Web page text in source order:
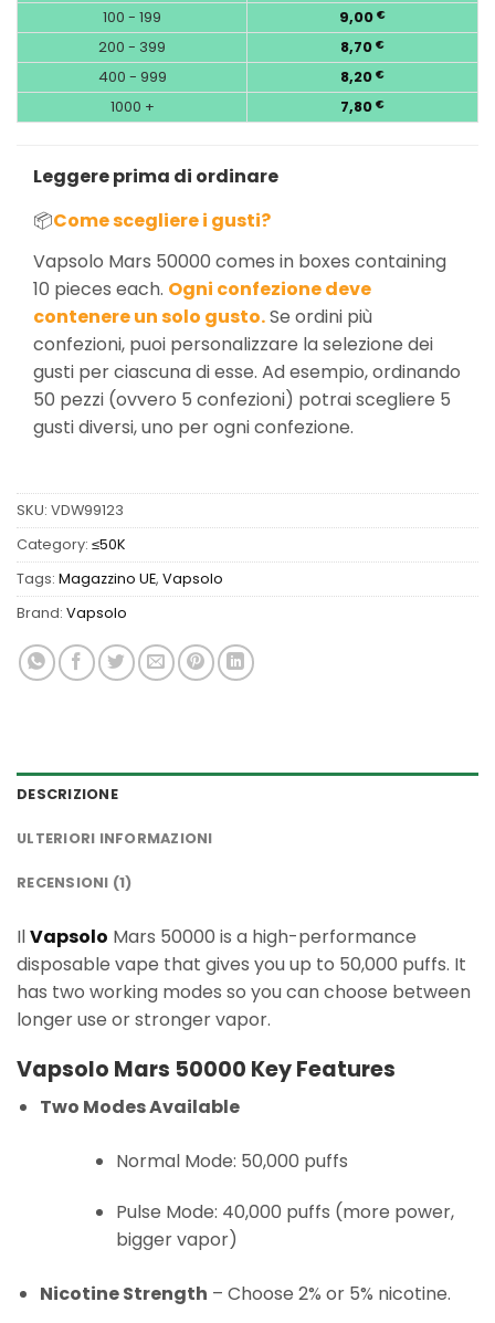
100 - 199 9,00 €
200 - 399 8,70 €
400 - 999 8,20 €
1000 + 7,80 €
Leggere prima di ordinare
📦Come scegliere i gusti?
Vapsolo Mars 50000 comes in boxes containing
10 pieces each. Ogni confezione deve
contenere un solo gusto.Se ordini più
confezioni, puoi personalizzare la selezione dei
gusti per ciascuna di esse. Ad esempio, ordinando
50 pezzi (ovvero 5 confezioni) potrai scegliere 5
gusti diversi, uno per ogni confezione.
SKU: VDW99123
Category: ≤50K
Tags: Magazzino UE, Vapsolo
Brand: Vapsolo
DESCRIZIONE
ULTERIORI INFORMAZIONI
RECENSIONI (1)
IlVapsolo Mars 50000 is a high-performance
disposable vape that gives you up to 50,000 puffs. It
has two working modes so you can choose between
longer use or stronger vapor.
Vapsolo Mars 50000 Key Features
Two Modes Available
Normal Mode: 50,000 puffs
Pulse Mode: 40,000 puffs (more power,
bigger vapor)
Nicotine Strength – Choose 2% or 5% nicotine.